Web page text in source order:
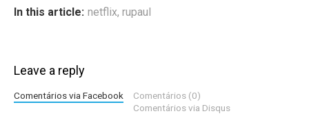
In this article: netflix, rupaul
Leave a reply
Comentários via Facebook
Comentários (0)
Comentários via Disqus